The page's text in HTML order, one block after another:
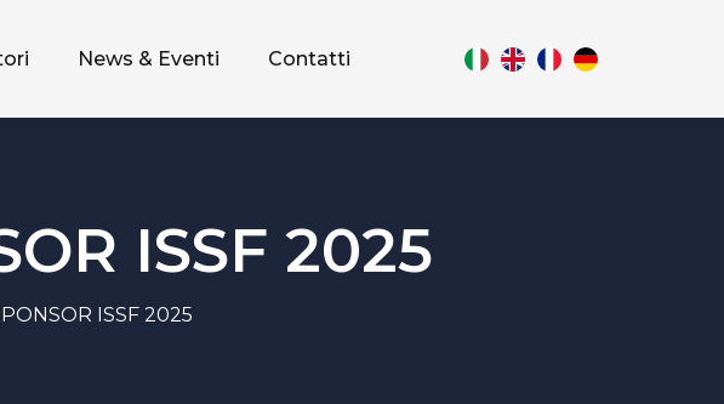
News & Eventi Contatti
ISSF 2025
ISSF 2025